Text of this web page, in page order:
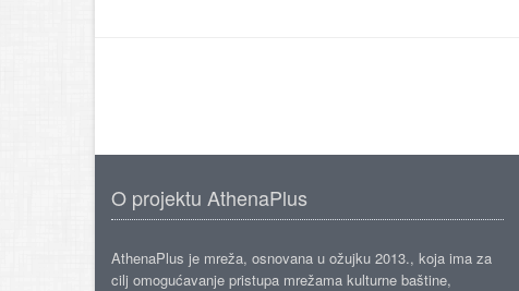
O projektu AthenaPlus
AthenaPlus je mreža, osnovana u ožujku 2013., koja ima za
cilj omogućavanje pristupa mrežama kulturne baštine,